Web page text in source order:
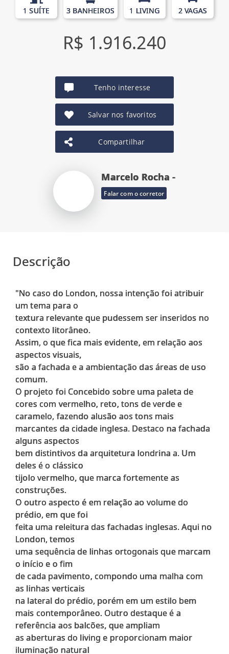
1 SUÍTE 3 BANHEIROS 1 LIVING 2 VAGAS
R$ 1.916.240
Tenho interesse
Salvar nos favoritos
Compartilhar
Marcelo Rocha -
Falar com o corretor
Descrição
"No caso do London, nossa intenção foi atribuir
um tema para o
textura relevante que pudessem ser inseridos no
contexto litorâneo.
Assim, o que fica mais evidente, em relação aos
aspectos visuais,
são a fachada e a ambientação das áreas de uso
comum.
O projeto foi Concebido sobre uma paleta de
cores com vermelho, reto, tons de verde e
caramelo, fazendo alusão aos tons mais
marcantes da cidade inglesa. Destaco na fachada
alguns aspectos
bem distintivos da arquitetura londrina a. Um
deles é o clássico
tijolo vermelho, que marca fortemente as
construções.
O outro aspecto é em relação ao volume do
prédio, em que foi
feita uma releitura das fachadas inglesas. Aqui no
London, temos
uma sequência de linhas ortogonais que marcam
o início e o fim
de cada pavimento, compondo uma malha com
as linhas verticais
na lateral do prédio, porém em um estilo bem
mais contemporâneo. Outro destaque é a
referência aos balcões, que ampliam
as aberturas do living e proporcionam maior
iluminação natural